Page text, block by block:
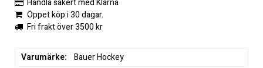
Handla säkert med Klarna
Öppet köp i 30 dagar.
Fri frakt över 3500 kr
Varumärke Bauer Hockey